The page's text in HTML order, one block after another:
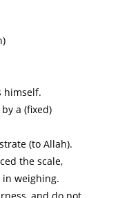
himself.
a (fixed)
(to Allah).
the scale,
weighing.